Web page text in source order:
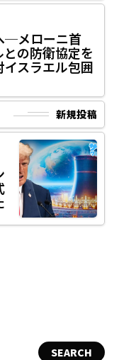
─メローニ首
の防衛協定を
スラエル包囲
新規投稿
SEARCH